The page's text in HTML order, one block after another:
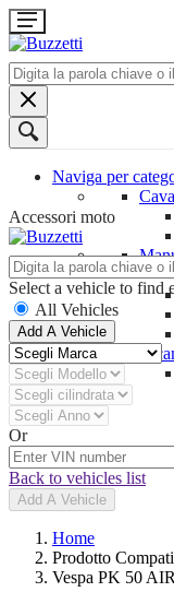
Naviga per
Accessori moto
Select a vehicle to find
All Vehicles
Add A Vehicle
Or
Back to vehicles list
Add A Vehicle
Home
Prodotto
Vespa PK 50